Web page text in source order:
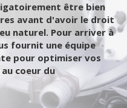
être bien
avant d'avoir le droit
naturel. Pour arriver à
fournit une équipe
pour optimiser vos
coeur du